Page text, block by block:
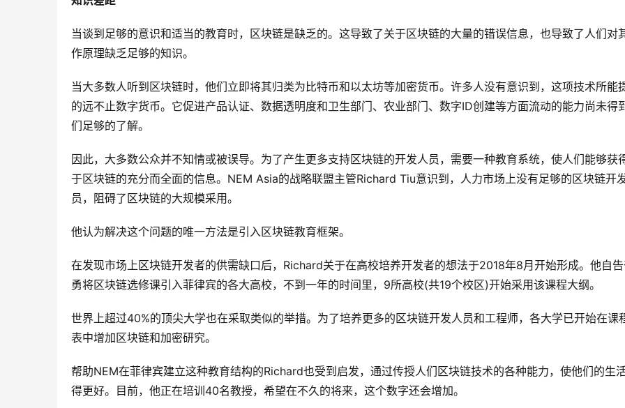
当谈到足够的意识和适当的教育时，区块链是缺乏的。这导致了关于区块链的大量的错误信息，也导致了人们对
作原理缺乏足够的知识。
当大多数人听到区块链时，他们立即将其归类为比特币和以太坊等加密货币。许多人没有意识到，这项技术所能
的远不止数字货币。它促进产品认证、数据透明度和卫生部门、农业部门、数字ID创建等方面流动的能力尚未得
们足够的了解。
因此，大多数公众并不知情或被误导。为了产生更多支持区块链的开发人员，需要一种教育系统，使人们能够获
于区块链的充分而全面的信息。NEM Asia的战略联盟主管Richard Tiu意识到，人力市场上没有足够的区块链开
员，阻碍了区块链的大规模采用。
他认为解决这个问题的唯一方法是引入区块链教育框架。
在发现市场上区块链开发者的供需缺口后，Richard关于在高校培养开发者的想法于2018年8月开始形成。他自
勇将区块链选修课引入菲律宾的各大高校，不到一年的时间里，9所高校(共19个校区)开始采用该课程大纲。
世界上超过40%的顶尖大学也在采取类似的举措。为了培养更多的区块链开发人员和工程师，各大学已开始在课
表中增加区块链和加密研究。
帮助NEM在菲律宾建立这种教育结构的Richard也受到启发，通过传授人们区块链技术的各种能力，使他们的生
得更好。目前，他正在培训40名教授，希望在不久的将来，这个数字还会增加。